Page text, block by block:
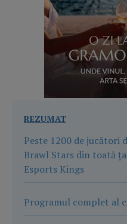
REZUMAT
Peste 1200 de jucători
Brawl Stars din toată
Esports Kings
Programul complet al